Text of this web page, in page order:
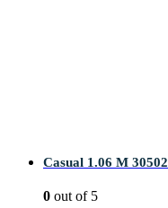
Casual 1.06 M 30502
0 out of 5